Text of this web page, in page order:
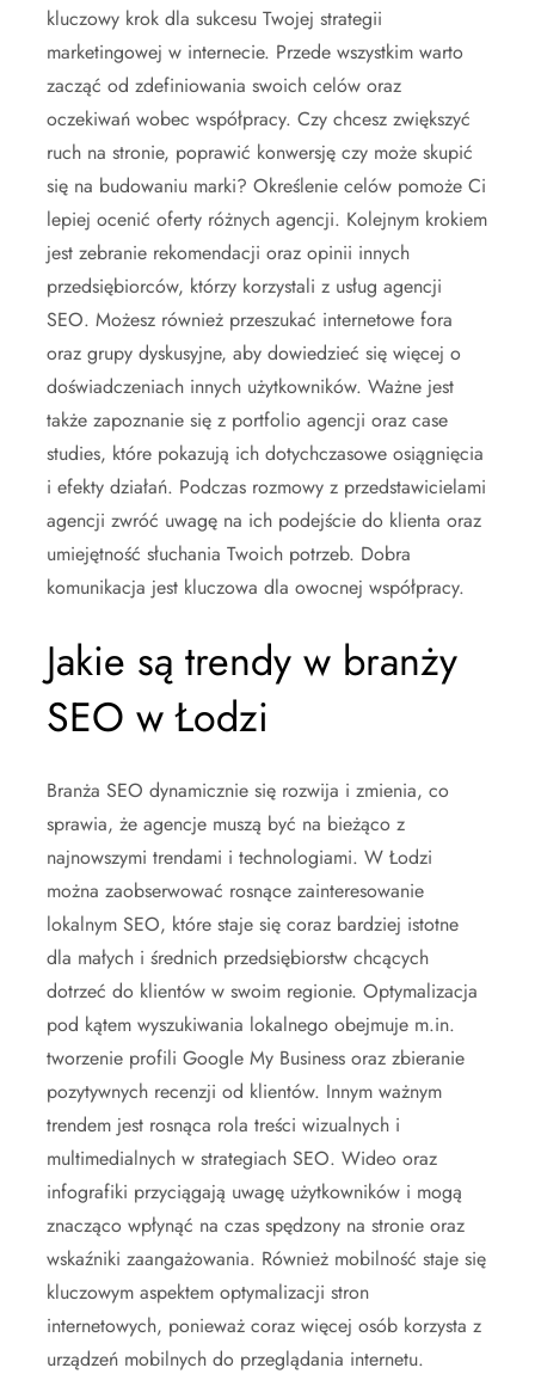
kluczowy krok dla sukcesu Twojej strategii
marketingowej w internecie. Przede wszystkim warto
zacząć od zdefiniowania swoich celów oraz
oczekiwań wobec współpracy. Czy chcesz zwiększyć
ruch na stronie, poprawić konwersję czy może skupić
się na budowaniu marki? Określenie celów pomoże Ci
lepiej ocenić oferty różnych agencji. Kolejnym krokiem
jest zebranie rekomendacji oraz opinii innych
przedsiębiorców, którzy korzystali z usług agencji
SEO. Możesz również przeszukać internetowe fora
oraz grupy dyskusyjne, aby dowiedzieć się więcej o
doświadczeniach innych użytkowników. Ważne jest
także zapoznanie się z portfolio agencji oraz case
studies, które pokazują ich dotychczasowe osiągnięcia
i efekty działań. Podczas rozmowy z przedstawicielami
agencji zwróć uwagę na ich podejście do klienta oraz
umiejętność słuchania Twoich potrzeb. Dobra
komunikacja jest kluczowa dla owocnej współpracy.
Jakie są trendy w branży
SEO w Łodzi
Branża SEO dynamicznie się rozwija i zmienia, co
sprawia, że agencje muszą być na bieżąco z
najnowszymi trendami i technologiami. W Łodzi
można zaobserwować rosnące zainteresowanie
lokalnym SEO, które staje się coraz bardziej istotne
dla małych i średnich przedsiębiorstw chcących
dotrzeć do klientów w swoim regionie. Optymalizacja
pod kątem wyszukiwania lokalnego obejmuje m.in.
tworzenie profili Google My Business oraz zbieranie
pozytywnych recenzji od klientów. Innym ważnym
trendem jest rosnąca rola treści wizualnych i
multimedialnych w strategiach SEO. Wideo oraz
infografiki przyciągają uwagę użytkowników i mogą
znacząco wpłynąć na czas spędzony na stronie oraz
wskaźniki zaangażowania. Również mobilność staje się
kluczowym aspektem optymalizacji stron
internetowych, ponieważ coraz więcej osób korzysta z
urządzeń mobilnych do przeglądania internetu.